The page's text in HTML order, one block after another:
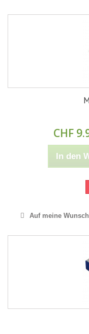
CHF
In den
Auf meine